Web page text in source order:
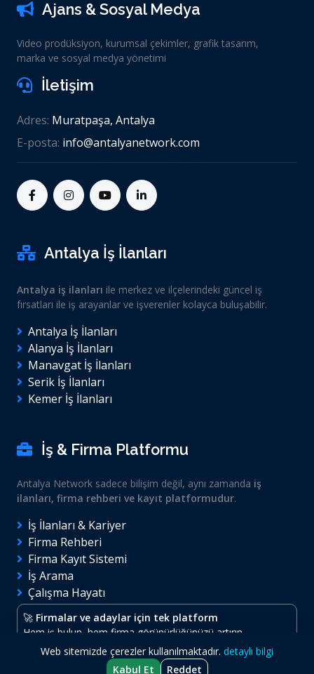
Ajans & Sosyal Medya
Video prodüksiyon, kurumsal çekimler, grafik tasarım,
marka ve sosyal medya yönetimi
İletişim
Adres: Muratpaşa, Antalya
E-posta: info@antalyanetwork.com
Antalya İş İlanları
Antalya iş ilanları ile merkez ve ilçelerindeki güncel iş
fırsatları ile iş arayanlar ve işverenler kolayca buluşabilir.
Antalya İş İlanları
Alanya İş İlanları
Manavgat İş İlanları
Serik İş İlanları
Kemer İş İlanları
İş & Firma Platformu
Antalya Network sadece bilişim değil, aynı zamanda iş
ilanları, firma rehberi ve kayıt platformudur.
İş İlanları & Kariyer
Firma Rehberi
Firma Kayıt Sistemi
İş Arama
Çalışma Hayatı
🚀 Firmalar ve adaylar için tek platform
Hem iş bulun, hem firma görünürlüğünüzü artırın.
Web sitemizde çerezler kullanılmaktadır. detaylı bilgi
Kabul Et
Reddet